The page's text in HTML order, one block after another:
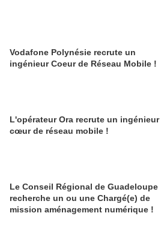
Vodafone Polynésie recrute un
ingénieur Coeur de Réseau Mobile !
L'opérateur Ora recrute un ingénieur
cœur de réseau mobile !
Le Conseil Régional de Guadeloupe
recherche un ou une Chargé(e) de
mission aménagement numérique !